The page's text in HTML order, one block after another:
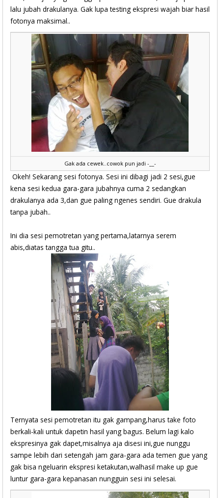
lalu jubah drakulanya. Gak lupa testing ekspresi wajah biar hasil
fotonya maksimal..
Gak ada cewek..cowok pun jadi -__-
Okeh! Sekarang sesi fotonya. Sesi ini dibagi jadi 2 sesi,gue
kena sesi kedua gara-gara jubahnya cuma 2 sedangkan
drakulanya ada 3,dan gue paling ngenes sendiri. Gue drakula
tanpa jubah..
Ini dia sesi pemotretan yang pertama,latarnya serem
abis,diatas tangga tua gitu..
Ternyata sesi pemotretan itu gak gampang,harus take foto
berkali-kali untuk dapetin hasil yang bagus. Belum lagi kalo
ekspresinya gak dapet,misalnya aja disesi ini,gue nunggu
sampe lebih dari setengah jam gara-gara ada temen gue yang
gak bisa ngeluarin ekspresi ketakutan,walhasil make up gue
luntur gara-gara kepanasan nungguin sesi ini selesai.